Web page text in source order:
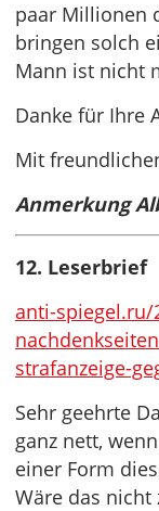
paar Millionen
bringen solch
Mann ist nicht
Danke für Ihre
Mit
Anmerkung
12. Leserbrief
anti-
strafanzeige-
Sehr geehrte
ganz nett,
einer Form
Wäre das nicht